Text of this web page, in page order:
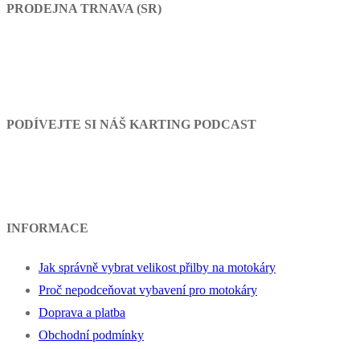
PRODEJNA TRNAVA (SR)
PODÍVEJTE SI NÁŠ KARTING PODCAST
INFORMACE
Jak správně vybrat velikost přilby na motokáry
Proč nepodceňovat vybavení pro motokáry
Doprava a platba
Obchodní podmínky